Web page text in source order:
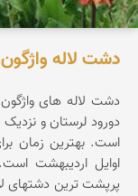
دشت لاله
دورود لرستان و
است. بهترین زمان
اوایل اردیبهشت
پرپشت ترین دشتهای